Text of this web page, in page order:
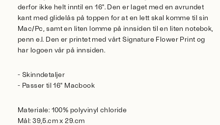
derfor ikke helt inntil en 16". Den er laget med en avrundet
kant med glidelås på toppen for at en lett skal komme til sin
Mac/Pc, samt en liten lomme på innsiden til en liten notebok,
penn e.l. Den er printet med vårt Signature Flower Print og
har logoen vår på innsiden.
- Skinndetaljer
- Passer til 16" Macbook
Materiale: 100% polyvinyl chloride
Mål: 39,5.cm x 29.cm